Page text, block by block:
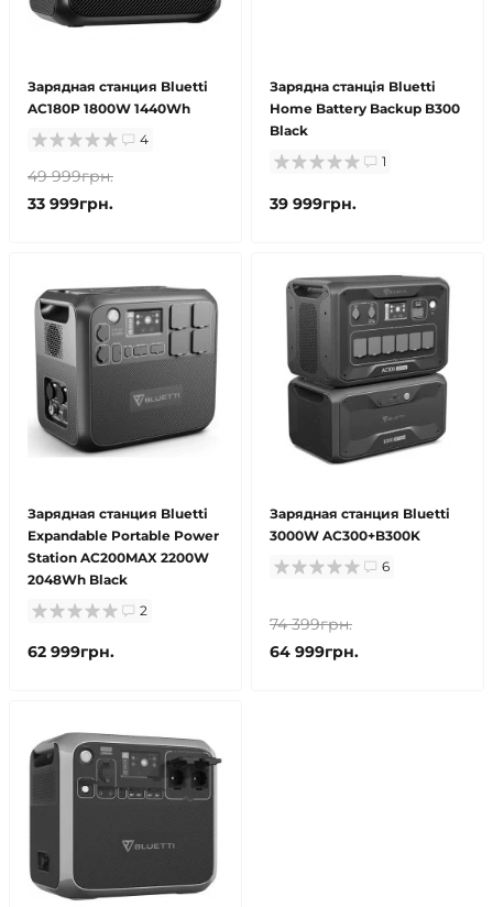
Зарядная станция Bluetti
AC180P 1800W 1440Wh
4
49 999грн.
33 999грн.
Зарядна станція Bluetti
Home Battery Backup B300
Black
1
39 999грн.
Зарядная станция Bluetti
Expandable Portable Power
Station AC200MAX 2200W
2048Wh Black
2
62 999грн.
Зарядная станция Bluetti
3000W AC300+B300K
6
74 399грн.
64 999грн.